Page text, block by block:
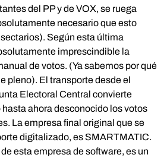
del PP y de VOX, se ruega
necesario que esto
Según esta última
imprescindible la
de votos. (Ya sabemos por qué
pleno). El transporte desde el
Electoral Central convierte
ahora desconocido los votos
La empresa final original que se
digitalizado, es SMARTMATIC.
esta empresa de software, es un